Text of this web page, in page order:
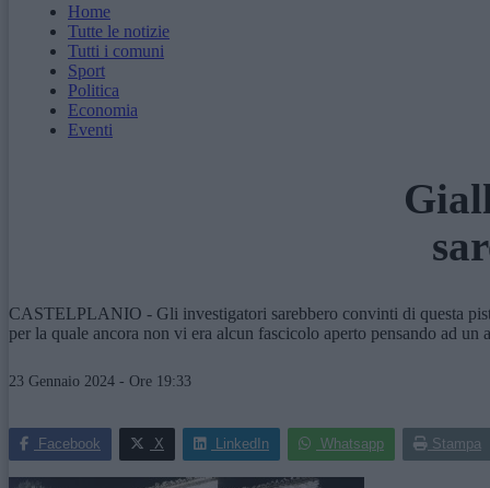
Home
Tutte le notizie
Tutti i comuni
Sport
Politica
Economia
Eventi
CASTELPLANIO - Gli investigatori sarebbero convinti di questa
per la quale ancora non vi era alcun fascicolo aperto pensando ad un
23 Gennaio 2024 - Ore 19:33
Facebook X LinkedIn Whatsapp Stampa